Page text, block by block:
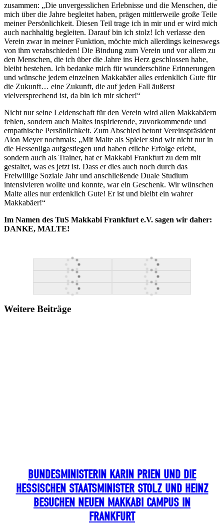
zusammen: „Die unvergesslichen Erlebnisse und die Menschen, die
mich über die Jahre begleitet haben, prägen mittlerweile große Teile
meiner Persönlichkeit. Diesen Teil trage ich in mir und er wird mich
auch nachhaltig begleiten. Darauf bin ich stolz! Ich verlasse den
Verein zwar in meiner Funktion, möchte mich allerdings keineswegs
von ihm verabschieden! Die Bindung zum Verein und vor allem zu
den Menschen, die ich über die Jahre ins Herz geschlossen habe,
bleibt bestehen. Ich bedanke mich für wunderschöne Erinnerungen
und wünsche jedem einzelnen Makkabäer alles erdenklich Gute für
die Zukunft… eine Zukunft, die auf jeden Fall äußerst
vielversprechend ist, da bin ich mir sicher!“
Nicht nur seine Leidenschaft für den Verein wird allen Makkabäern
fehlen, sondern auch Maltes inspirierende, zuvorkommende und
empathische Persönlichkeit. Zum Abschied betont Vereinspräsident
Alon Meyer nochmals: „Mit Malte als Spieler sind wir nicht nur in
die Hessenliga aufgestiegen und haben etliche Erfolge erlebt,
sondern auch als Trainer, hat er Makkabi Frankfurt zu dem mit
gestaltet, was es jetzt ist. Dass er dies auch noch durch das
Freiwillige Soziale Jahr und anschließende Duale Studium
intensivieren wollte und konnte, war ein Geschenk. Wir wünschen
Malte alles nur erdenklich Gute! Er ist und bleibt ein wahrer
Makkabäer!“
Im Namen des TuS Makkabi Frankfurt e.V. sagen wir daher:
DANKE, MALTE!
Weitere Beiträge
BUNDESMINISTERIN KARIN PRIEN UND DIE
HESSISCHEN STAATSMINISTER STOLZ UND HEINZ
BESUCHEN NEUEN MAKKABI CAMPUS IN
FRANKFURT